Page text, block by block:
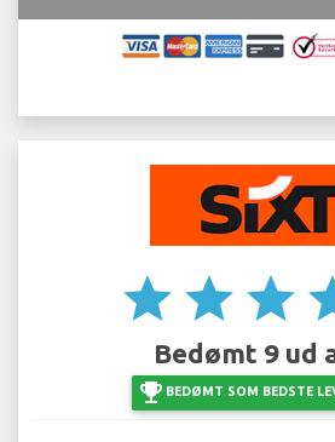
star star star
Bedømt 9 ud
emoji_events BEDØMT SOM BEDSTE